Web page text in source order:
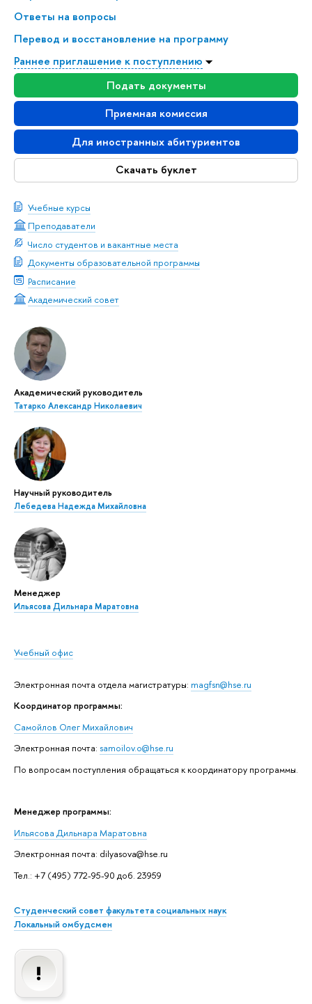
Ответы на вопросы
Перевод и восстановление на программу
Раннее приглашение к поступлению
Подать документы
Приемная комиссия
Для иностранных абитуриентов
Скачать буклет
Учебные курсы
Преподаватели
Число студентов и вакантные места
Документы образовательной программы
Расписание
Академический совет
Академический руководитель
Татарко Александр Николаевич
Научный руководитель
Лебедева Надежда Михайловна
Менеджер
Ильясова Дильнара Маратовна
Учебный офис
Электронная почта отдела магистратуры: magfsn@hse.ru
Координатор программы:
Самойлов Олег Михайлович
Электронная почта: samoilov.o@hse.ru
По вопросам поступления обращаться к координатору программы.
Менеджер программы:
Ильясова Дильнара Маратовна
Электронная почта: dilyasova@hse.ru
Тел.: +7 (495) 772-95-90 доб. 23959
Студенческий совет факультета социальных наук
Локальный омбудсмен